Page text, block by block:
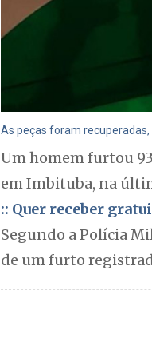
As peças foram
Um homem furtou
em Imbituba, na
:: Quer receber
Segundo a Polícia
de um furto